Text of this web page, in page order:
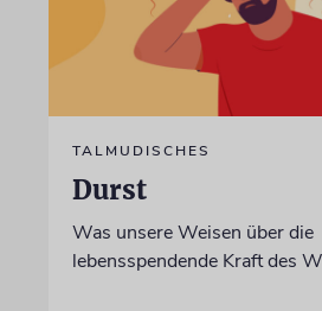
TALMUDISCHES
Durst
Was unsere Weisen über die
lebensspendende Kraft des